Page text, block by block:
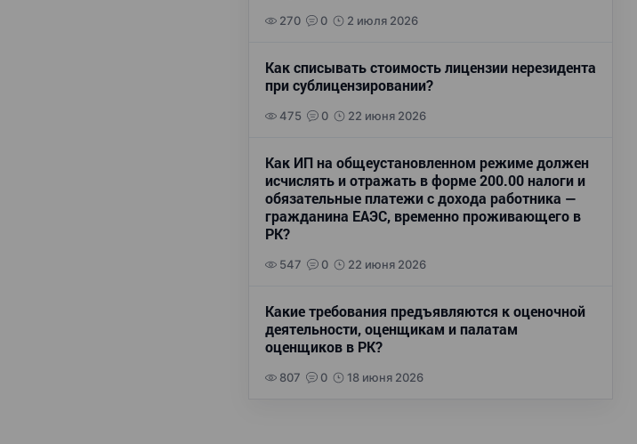
270 0 2 июля 2026
Как списывать стоимость лицензии нерезидента
при сублицензировании?
475 0 22 июня 2026
Как ИП на общеустановленном режиме должен
исчислять и отражать в форме 200.00 налоги и
обязательные платежи с дохода работника —
гражданина ЕАЭС, временно проживающего в
РК?
547 0 22 июня 2026
Какие требования предъявляются к оценочной
деятельности, оценщикам и палатам
оценщиков в РК?
807 0 18 июня 2026